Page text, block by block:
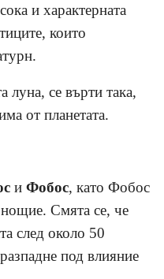
и характерната
които
луна, се върти така,
от планетата.
и Фобос, като Фобос
Смята се, че
след около 50
под влияние